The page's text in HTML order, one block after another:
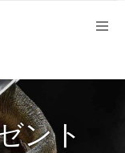
ント